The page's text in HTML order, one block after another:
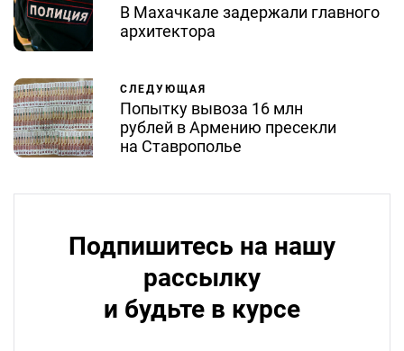
В Махачкале задержали главного
архитектора
СЛЕДУЮЩАЯ
Попытку вывоза 16 млн
рублей в Армению пресекли
на Ставрополье
Подпишитесь на нашу
рассылку
и будьте в курсе